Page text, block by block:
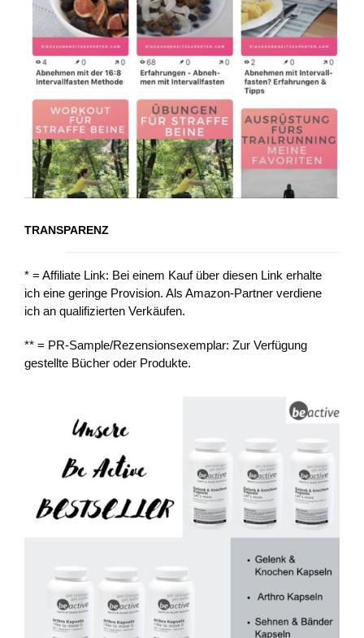
TRANSPARENZ
* = Affiliate Link: Bei einem Kauf über diesen Link erhalte
ich eine geringe Provision. Als Amazon-Partner verdiene
ich an qualifizierten Verkäufen.
** = PR-Sample/Rezensionsexemplar: Zur Verfügung
gestellte Bücher oder Produkte.